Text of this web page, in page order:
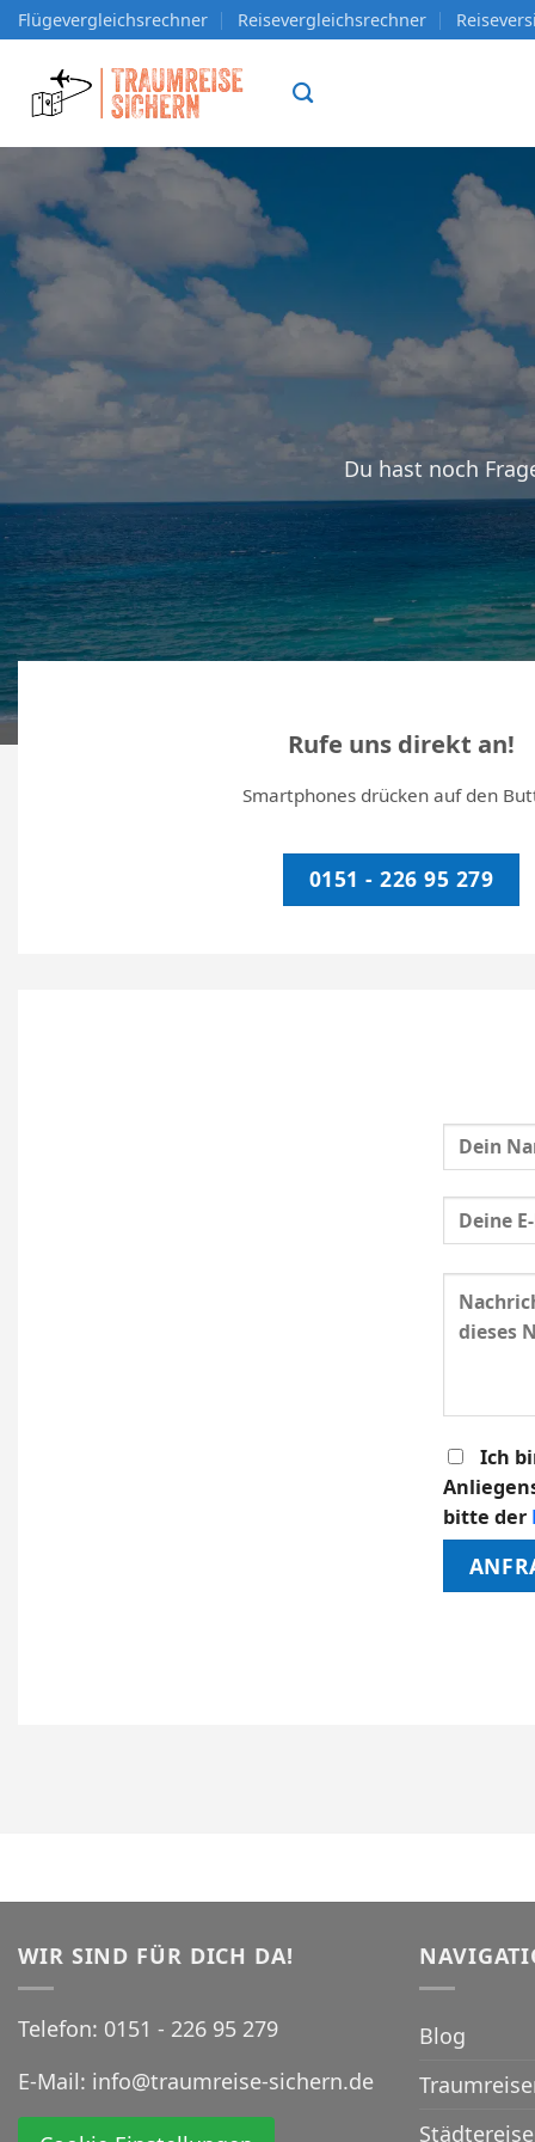
Zum
springen
Flügevergleichsrechner Reisevergleichsrechner
Du hast noch
Rufe uns direkt an!
Smartphones drücken auf den
0151 - 226 95 279
lasse
dieses
Ich
bitte der
WIR SIND FÜR DICH DA!
Telefon: 0151 - 226 95 279
E-Mail: info@traumreise-sichern.de
Blog